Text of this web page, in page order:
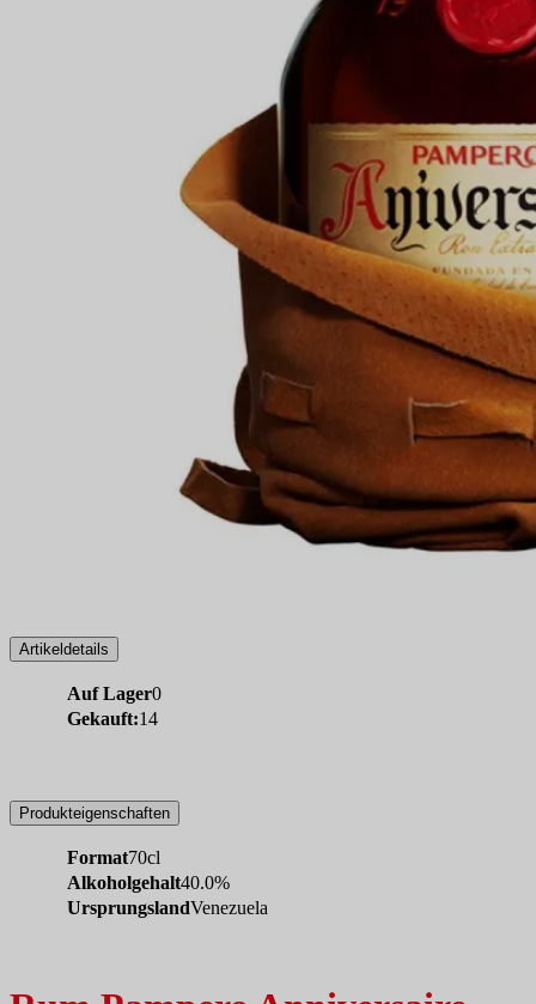
Artikeldetails
Auf Lager0
Gekauft:14
Produkteigenschaften
Format70cl
Alkoholgehalt40.0%
UrsprungslandVenezuela